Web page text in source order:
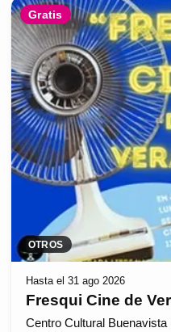
Gratis
OTROS
Hasta el 31 ago 2026
Fresqui Cine de
Centro Cultural Buenavista